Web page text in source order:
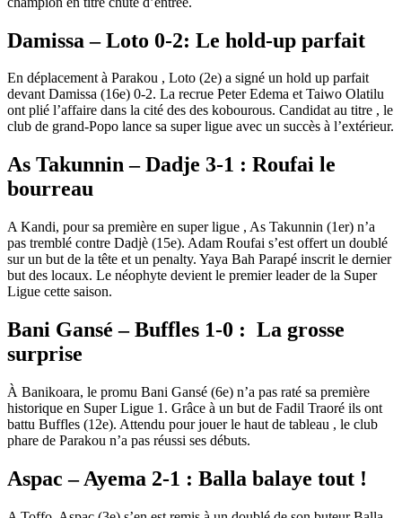
Damissa – Loto 0-2: Le hold-up parfait
En déplacement à Parakou , Loto (2e) a signé un hold up parfait
devant Damissa (16e) 0-2. La recrue Peter Edema et Taiwo Olatilu
ont plié l’affaire dans la cité des des kobourous. Candidat au titre , le
club de grand-Popo lance sa super ligue avec un succès à l’extérieur.
As Takunnin – Dadje 3-1 : Roufai le
bourreau
A Kandi, pour sa première en super ligue , As Takunnin (1er) n’a
pas tremblé contre Dadjè (15e). Adam Roufai s’est offert un doublé
sur un but de la tête et un penalty. Yaya Bah Parapé inscrit le dernier
but des locaux. Le néophyte devient le premier leader de la Super
Ligue cette saison.
Bani Gansé – Buffles 1-0 : La grosse
surprise
À Banikoara, le promu Bani Gansé (6e) n’a pas raté sa première
historique en Super Ligue 1. Grâce à un but de Fadil Traoré ils ont
battu Buffles (12e). Attendu pour jouer le haut de tableau , le club
phare de Parakou n’a pas réussi ses débuts.
Aspac – Ayema 2-1 : Balla balaye tout !